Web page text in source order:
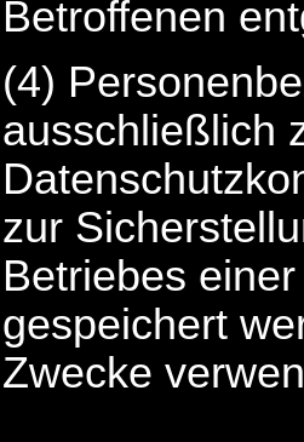
Betroffenen
(4)
ausschließlich
zur
Betriebes
gespeichert
Zwecke